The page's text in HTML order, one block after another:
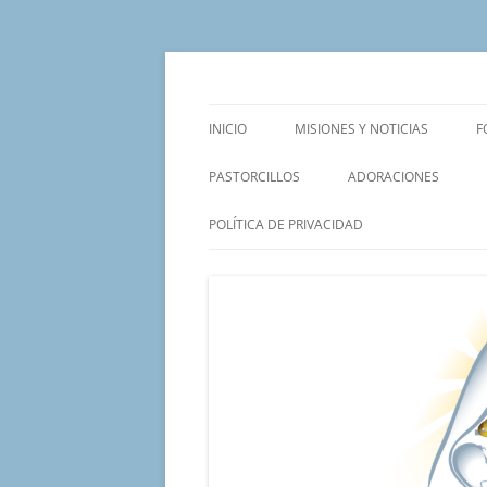
Saltar
INICIO MISIONES Y NOTICIAS
PASTORCILLOS ADORACIONES
POLÍTICA DE PRIVACIDAD